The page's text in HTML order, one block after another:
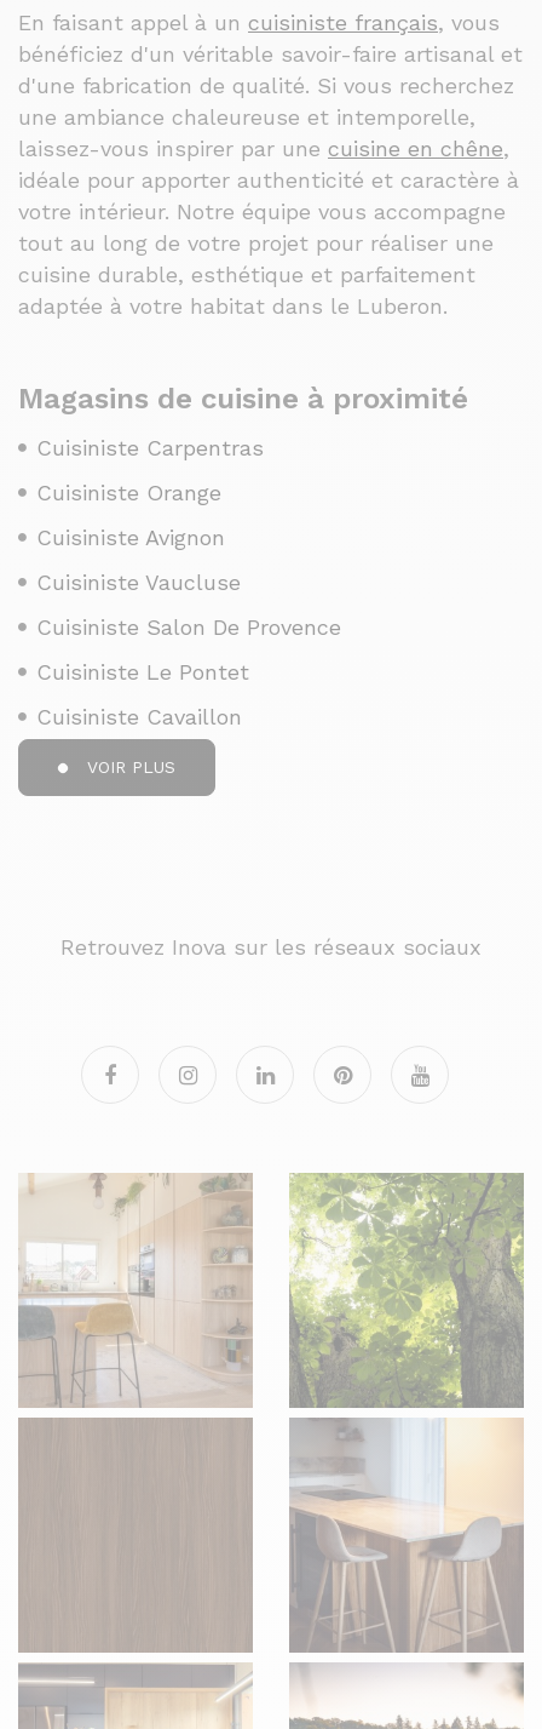
En faisant appel à un cuisiniste français, vous
bénéficiez d'un véritable savoir-faire artisanal et
d'une fabrication de qualité. Si vous recherchez
une ambiance chaleureuse et intemporelle,
laissez-vous inspirer par une cuisine en chêne,
idéale pour apporter authenticité et caractère à
votre intérieur. Notre équipe vous accompagne
tout au long de votre projet pour réaliser une
cuisine durable, esthétique et parfaitement
adaptée à votre habitat dans le Luberon.
Magasins de cuisine à proximité
Cuisiniste Carpentras
Cuisiniste Orange
Cuisiniste Avignon
Cuisiniste Vaucluse
Cuisiniste Salon De Provence
Cuisiniste Le Pontet
Cuisiniste Cavaillon
VOIR PLUS
Retrouvez Inova sur les réseaux sociaux